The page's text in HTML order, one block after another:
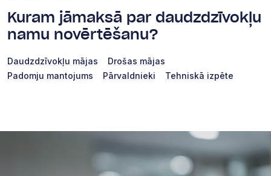
Kuram jāmaksā par daudzdzīvokļu
namu novērtēšanu?
Daudzdzīvokļu mājas
Drošas mājas
Padomju mantojums
Pārvaldnieki Tehniskā izpēte